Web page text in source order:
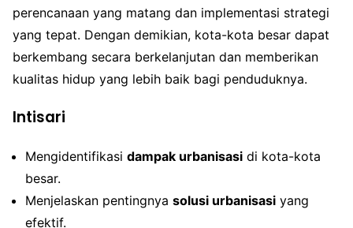
perencanaan yang matang dan implementasi strategi
yang tepat. Dengan demikian, kota-kota besar dapat
berkembang secara berkelanjutan dan memberikan
kualitas hidup yang lebih baik bagi penduduknya.
Intisari
Mengidentifikasi dampak urbanisasi di kota-kota
besar.
Menjelaskan pentingnya solusi urbanisasi yang
efektif.